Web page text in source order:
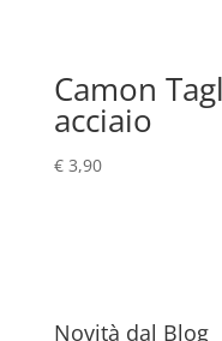
Camon
acciaio
€3,90
Novità dal Blog